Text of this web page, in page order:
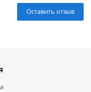
Оставить отзыв